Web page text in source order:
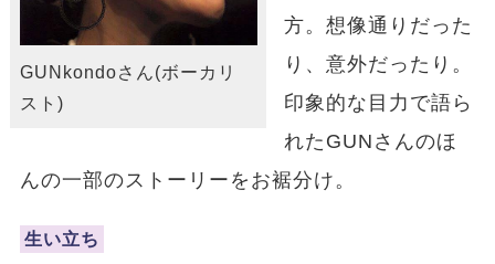
GUNkondoさん(ボーカリ
スト)
方。想像通りだった
り、意外だったり。
印象的な目力で語ら
れたGUNさんのほ
んの一部のストーリーをお裾分け。
生い立ち